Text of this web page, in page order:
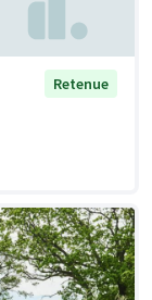
Retenue